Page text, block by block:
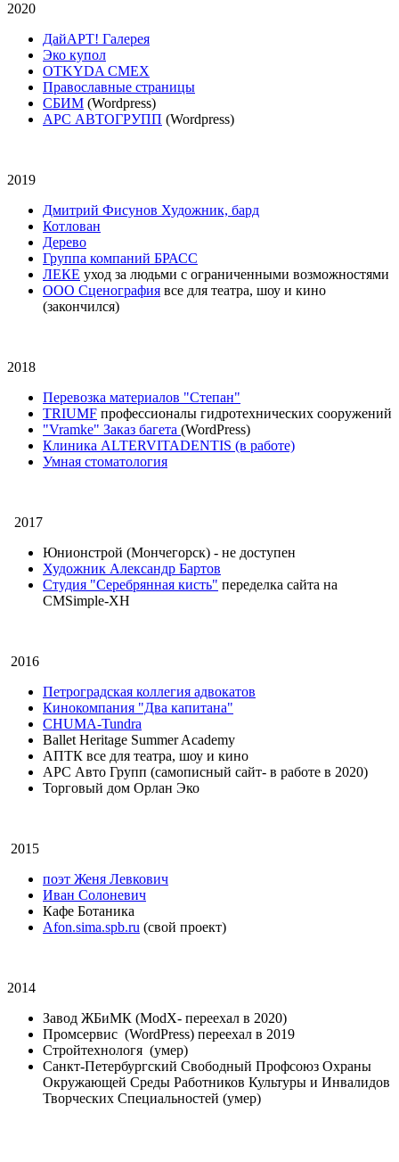
2020
ДайАРТ! Галерея
Эко купол
OTKYDA CMEX
Православные страницы
СБИМ (Wordpress)
АРС АВТОГРУПП (Wordpress)
2019
Дмитрий Фисунов Художник, бард
Котлован
Дерево
Группа компаний БРАСС
ЛЕКЕ уход за людьми с ограниченными возможностями
ООО Сценография все для театра, шоу и кино
(закончился)
2018
Перевозка материалов "Степан"
TRIUMF профессионалы гидротехнических сооружений
"Vramke" Заказ багета (WordPress)
Клиника ALTERVITADENTIS (в работе)
Умная стоматология
2017
Юнионстрой (Мончегорск) - не доступен
Художник Александр Бартов
Студия "Серебрянная кисть" переделка сайта на
CMSimple-XH
2016
Петроградская коллегия адвокатов
Кинокомпания "Два капитана"
CHUMA-Tundra
Ballet Heritage Summer Academy
АПТК все для театра, шоу и кино
АРС Авто Групп (самописный сайт- в работе в 2020)
Торговый дом Орлан Эко
2015
поэт Женя Левкович
Иван Солоневич
Кафе Ботаника
Afon.sima.spb.ru (свой проект)
2014
Завод ЖБиМК (ModX- переехал в 2020)
Промсервис (WordPress) переехал в 2019
Стройтехнологя (умер)
Санкт-Петербургский Свободный Профсоюз Охраны
Окружающей Среды Работников Культуры и Инвалидов
Творческих Специальностей (умер)